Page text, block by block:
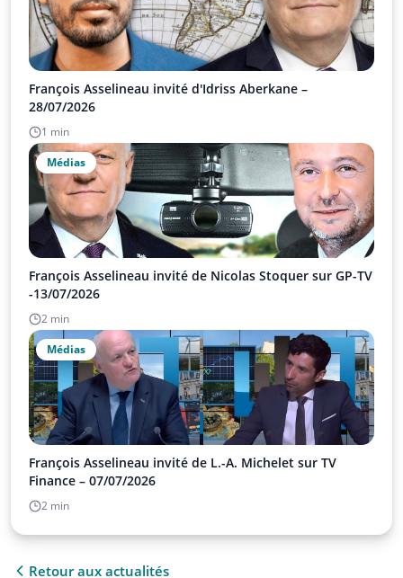
François Asselineau invité d'Idriss Aberkane –
28/07/2026
1 min
Médias
François Asselineau invité de Nicolas Stoquer sur GP-TV
-13/07/2026
2 min
Médias
François Asselineau invité de L.-A. Michelet sur TV
Finance – 07/07/2026
2 min
Retour aux actualités